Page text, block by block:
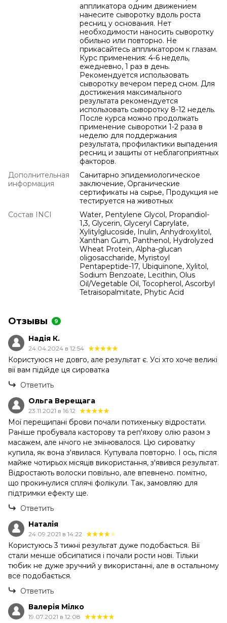
аппликатора одним движением
нанесите сыворотку вдоль роста
ресниц у основания. Нет
необходимости наносить сыворотку
обильно или повторно. Не
прикасайтесь аппликатором к глазам.
Курс применения: 4-6 недель,
ежедневно, 1 раз в день.
Рекомендуется использовать
сыворотку вечером перед сном. Для
достижения максимального
результата рекомендуется
использовать сыворотку 8-12 недель.
После курса можно продолжать
применение сыворотки 1-2 раза в
неделю для поддержания
результата, профилактики выпадения
ресниц и защиты от неблагоприятных
факторов.
Дополнительная
информация
Санитарно эпидемиологическое
заключение, Органические
сертификаты на сырье, Продукция не
тестируется на животных
Состав INCI
Water, Pentylene Glycol, Propandiol-
1,3, Glycerin, Glyceryl Caprylate,
Xylitylglucoside, Inulin, Anhydroxylitol,
Xanthan Gum, Panthenol, Hydrolyzed
Wheat Protein, Alpha-glucan
oligosaccharide, Myristoyl
Pentapeptide-17, Ubiquinone, Xylitol,
Sodium Benzoate, Lecithin, Olus
Oil/Vegetable Oil, Tocopherol, Ascorbyl
Tetraisopalmitate, Phytic Acid
Отзывы 9
Надія К.
24.04.2024 в 12:54
Користуюся не довго, але результат є. Усі хто хоче великі
вії вам підійде ця сироватка
Ответить
Ольга Верещага
23.11.2021 в 16:12
Мої перещипані брови почали потихеньку відростати.
Раніше пробувала касторову та реп'яхову олію разом з
масажем, але нічого не змінювалося. Цю сироватку
купила, як вона з'явилася. Купувала повторно. І ось, після
майже чотирьох місяців використання, з'явився результат.
Відростають волоски повільно, але впевнено. помітно,
що прокинулися сплячі фолікули. Так, замовляю для
підтримки ефекту ще.
Ответить
Наталія
24.09.2021 в 14:22
Користуюсь 3 тижні результат дуже подобається. Вії
стали менше обсипатися і почали рости нові. Тільки
тюбик не дуже зручний у використанні, але в остальному
все подобається.
Ответить
Валерія Мілко
19.07.2021 в 12:08